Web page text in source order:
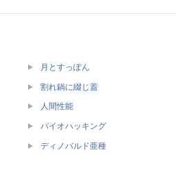
月とすっぽん
割れ鍋に綴じ蓋
人間性能
バイオハッキング
ディノバルド亜種